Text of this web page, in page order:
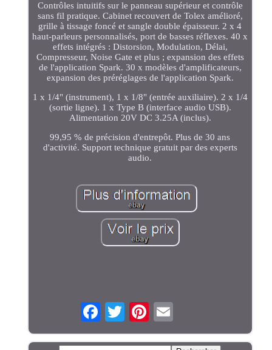
Contrôles intuitifs sur le panneau supérieur et contrôle
sans fil pratique. Cabinet recouvert de Tolex amélioré,
grille à tissage foncé et sangle double épaisseur. 2 x 4
haut-parleurs personnalisés, port de basses réflexes. 40 x
effets intégrés : Distorsion, Modulation, Délai,
Compresseur, Noise Gate et plus ; expansion des effets
de l'application Spark. 30 x modèles d'amplificateurs,
expansion des préréglages de l'application Spark.
1 x 1/4" (instrument), 1 x 1/8" (entrée auxiliaire). 2 x 1/4
(sortie ligne). 1 x Type B (interface audio USB).
Alimentation 20V DC 3.25A (inclus).
99,95 % de précision d'entrepôt. Plus de 30 ans
d'activité. Support technique gratuit par des experts
audio.